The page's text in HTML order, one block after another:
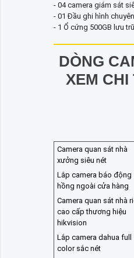
- 04 camera giám sát
- 01 Đầu ghi hình
- 1 Ổ cứng 500GB lưu
DÒNG
XEM
Camera quan sát nhà
xưởng siêu nét
Lắp camera báo động
hồng ngoài cửa hàng
Camera quan sát nhà
cao cấp thương hiệu
hikvision
Lắp camera dahua full
color sắc nét